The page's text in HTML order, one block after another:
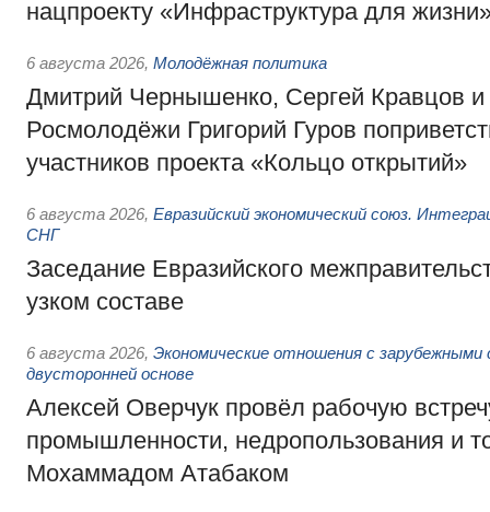
нацпроекту «Инфраструктура для
6 августа 2026, Молодёжная политика
Дмитрий Чернышенко, Сергей Кравцов и
Росмолодёжи Григорий Гуров
участников проекта «Кольцо открытий»
6 августа 2026, Евразийский экономический союз.
СНГ
Заседание Евразийского
узком составе
6 августа 2026, Экономические отношения с
двусторонней основе
Алексей Оверчук провёл рабочую
промышленности, недропользования и
Мохаммадом Атабаком